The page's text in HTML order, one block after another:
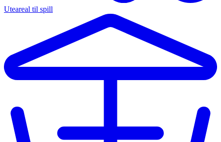
Uteareal til spill